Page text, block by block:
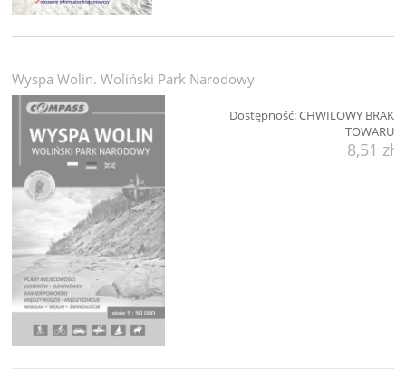
Wyspa Wolin. Woliński Park Narodowy
Dostępność:CHWILOWY BRAK
TOWARU
8,51 zł